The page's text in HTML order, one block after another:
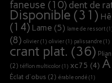
faneuse (10) dent de
Disponible (31)
(14) Lame (5) lame de ressort
(8) olivier (1) olivier (1) palissandre (1)
crant plat. (36)
(2) téflon multicolor (1) xc75 (4)
Éclat d'obus (2) érable ondé (1)